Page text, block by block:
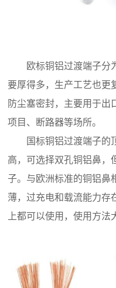
欧标铜铝过渡端子分
要厚得多，生产工艺也更
防尘塞密封，主要用于出
项目、断路器等场所。
国标铜铝过渡端子的
高，可选择双孔铜铝鼻，
子。与欧洲标准的铜铝鼻
薄，过充电和载流能力存
上都可以使用，使用方法